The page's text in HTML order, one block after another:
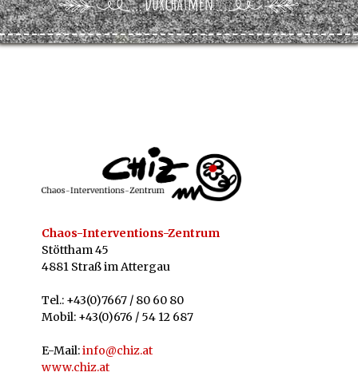
Chaos-Interventions-Zentrum
Stöttham 45
4881 Straß im Attergau
Tel.: +43(0)7667 / 80 60 80
Mobil: +43(0)676 / 54 12 687
E-Mail:info@chiz.at
www.chiz.at